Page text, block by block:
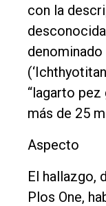
Entrevistas
Rural
Deportes
Fúnebres
Edición
Contacto
con la
“lagarto pez
más de 25
Aspecto
El hallazgo,
Plos One,